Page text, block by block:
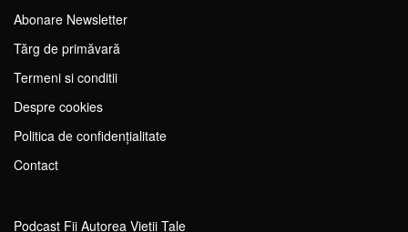
Abonare Newsletter
Tărg de primăvară
Termeni si conditii
Despre cookies
Politica de confidențialitate
Contact
Podcast Fii Autorea Vieții Tale